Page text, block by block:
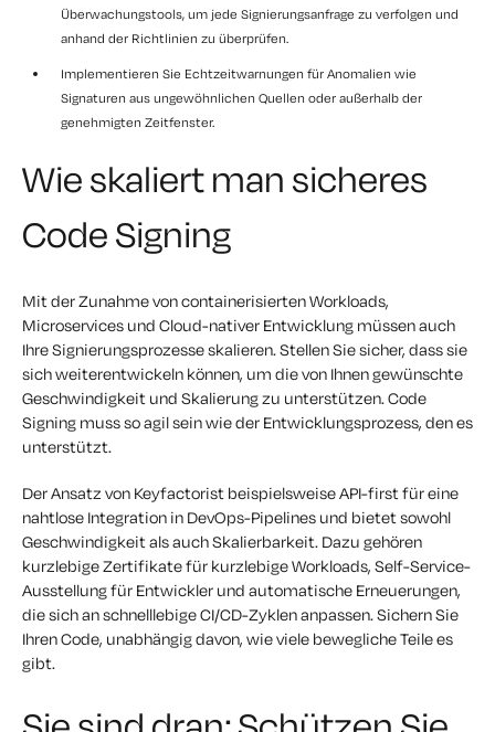
Überwachungstools, um jede Signierungsanfrage zu verfolgen und
anhand der Richtlinien zu überprüfen.
Implementieren Sie Echtzeitwarnungen für Anomalien wie
Signaturen aus ungewöhnlichen Quellen oder außerhalb der
genehmigten Zeitfenster.
Wie skaliert man sicheres
Code Signing
Mit der Zunahme von containerisierten Workloads,
Microservices und Cloud-nativer Entwicklung müssen auch
Ihre Signierungsprozesse skalieren. Stellen Sie sicher, dass sie
sich weiterentwickeln können, um die von Ihnen gewünschte
Geschwindigkeit und Skalierung zu unterstützen. Code
Signing mussso agilsein wie der Entwicklungsprozess, den es
unterstützt.
Der Ansatz von Keyfactorist beispielsweise API-first für eine
nahtlose Integration in DevOps-Pipelines und bietet sowohl
Geschwindigkeit als auch Skalierbarkeit. Dazu gehören
kurzlebige Zertifikate für kurzlebige Workloads, Self-Service-
Ausstellung für Entwickler und automatische Erneuerungen,
die sich an schnelllebige CI/CD-Zyklen anpassen. Sichern Sie
Ihren Code, unabhängig davon, wie viele bewegliche Teile es
gibt.